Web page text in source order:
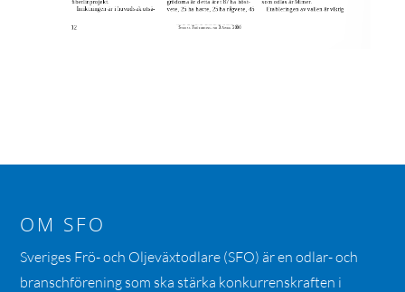
OM SFO
Sveriges Frö- och Oljeväxtodlare (SFO) är en odlar- och
branschförening som ska stärka konkurrenskraften i